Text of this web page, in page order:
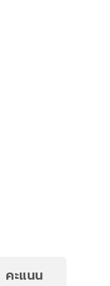
คะแนน